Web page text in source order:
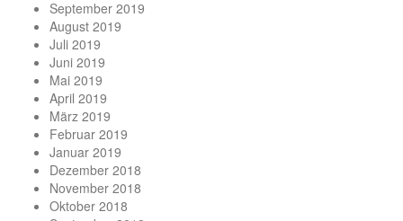
September 2019
August 2019
Juli 2019
Juni 2019
Mai 2019
April 2019
März 2019
Februar 2019
Januar 2019
Dezember 2018
November 2018
Oktober 2018